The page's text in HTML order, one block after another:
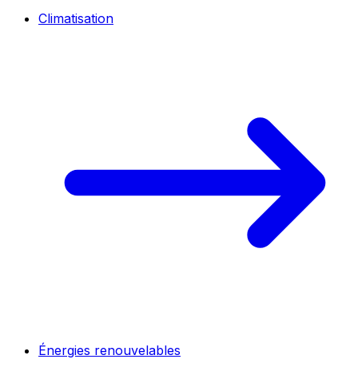
Climatisation
Énergies renouvelables